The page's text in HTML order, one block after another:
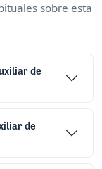
sobre esta
de
de